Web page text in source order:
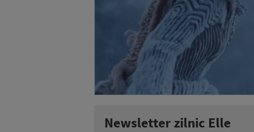
Newsletter zilnic Elle